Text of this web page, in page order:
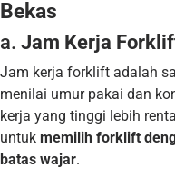
Bekas
a. Jam Kerja
Jam kerja forklift adalah
menilai umur pakai dan
kerja yang tinggi lebih
untuk memilih forklift
batas wajar.